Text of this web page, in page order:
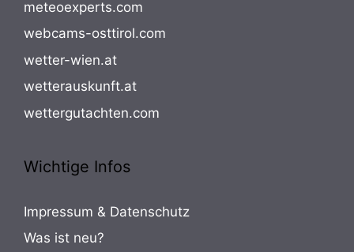
meteoexperts.com
webcams-osttirol.com
wetter-wien.at
wetterauskunft.at
wettergutachten.com
Wichtige Infos
Impressum & Datenschutz
Was ist neu?